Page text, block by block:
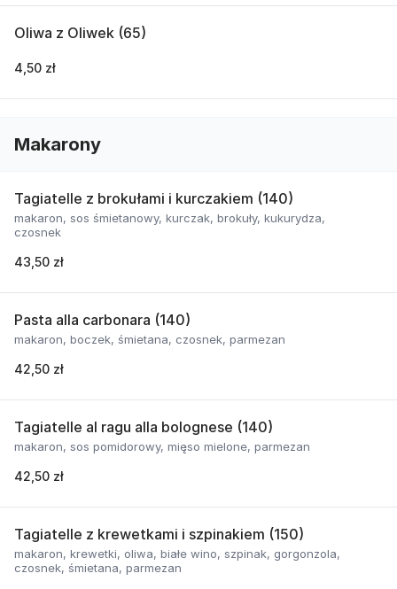
Oliwa z Oliwek (65)
4,50 zł
Makarony
Tagiatelle z brokułami i kurczakiem (140)
makaron, sos śmietanowy, kurczak, brokuły, kukurydza,
czosnek
43,50 zł
Pasta alla carbonara (140)
makaron, boczek, śmietana, czosnek, parmezan
42,50 zł
Tagiatelle al ragu alla bolognese (140)
makaron, sos pomidorowy, mięso mielone, parmezan
42,50 zł
Tagiatelle z krewetkami i szpinakiem (150)
makaron, krewetki, oliwa, białe wino, szpinak, gorgonzola,
czosnek, śmietana, parmezan